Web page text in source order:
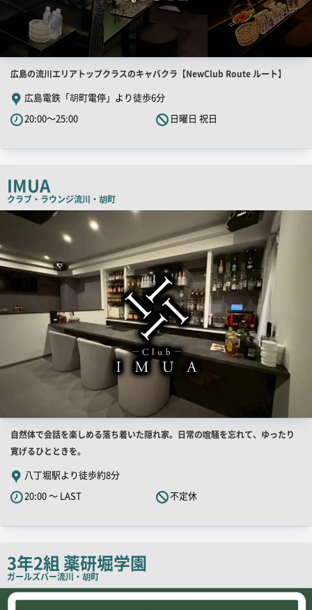
店
舗
PR
キ
コ
ピ
広島の流川エリアトップクラスのキャバクラ【NewClub Route ルート】
広島電鉄「胡町電停」より徒歩6分
20:00～25:00
日曜日 祝日
IMUA
クラブ・ラウンジ流川・胡町
店
画
像
店
舗
PR
キ
ャ
ピ
ー
自然体で会話を楽しめる落ち着いた隠れ家。日常の喧騒を忘れて、ゆったり
寛げるひとときを。
八丁堀駅より徒歩約8分
20:00 ～ LAST
不定休
3年2組 薬研堀学園
ガールズバー流川・胡町
店
舗